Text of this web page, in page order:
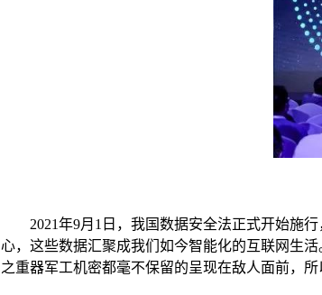
2021年9月1日，我国数据安全法正式开始施行
心，这些数据汇聚成我们如今智能化的互联网生
之重器军工机密都毫不保留的呈现在敌人面前，